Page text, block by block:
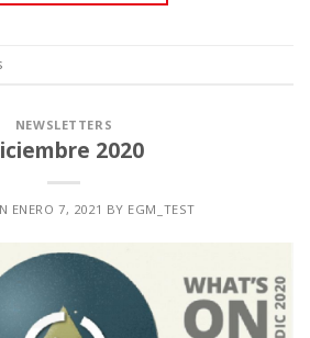
NEWSLETTERS
2020
ENERO 7, 2021 BY EGM_TEST